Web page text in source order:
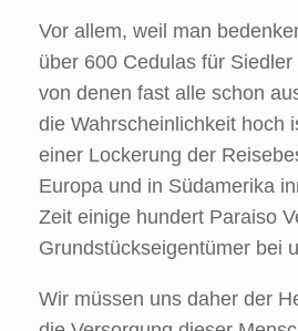
Vor allem, weil man
über 600 Cedulas für
von denen fast alle schon
die Wahrscheinlichkeit hoch
einer Lockerung der
Europa und in Südamerika
Zeit einige hundert Paraiso
Grundstückseigentümer bei
Wir müssen uns daher der